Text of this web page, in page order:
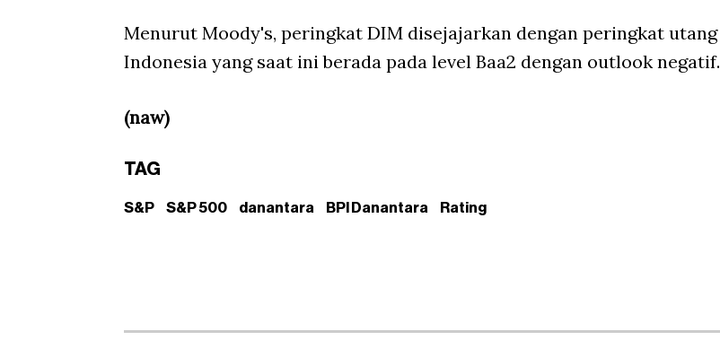
Menurut Moody's, peringkat DIM disejajarkan dengan peringkat utang
Indonesia yang saat ini berada pada level Baa2 dengan outlook negatif.
(naw)
TAG
S&P S&P 500 danantara BPI Danantara Rating